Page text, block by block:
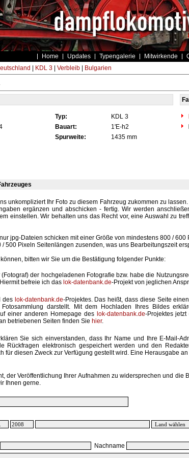
Home Updates Typengalerie Mitwirkende
KDL 3| Verbleib| Bulgarien
Typ: KDL 3
Bauart: 1'E-h2
Spurweite: 1435 mm
unkompliziert Ihr Foto zu diesem Fahrzeug zukommen zu
ergänzen und abschicken - fertig. Wir werden
einstellen. Wir behalten uns das Recht vor, eine Auswahl zu
jpg-Dateien schicken mit einer Größe von mindestens 800 /
/ 500 Pixeln Seitenlängen zusenden, was uns Bearbeitungszeit
bitten wir Sie um die Bestätigung folgender Punkte:
(Fotograf) der hochgeladenen Fotografie bzw. habe die
befreie ich das lok-datenbank.de-Projekt von jeglichen
des lok-datenbank.de-Projektes. Das heißt, dass diese Seite
darstellt. Mit dem Hochladen Ihres Bildes
einer anderen Homepage des lok-datenbank.de-Projektes
betriebenen Seiten finden Sie hier.
Sie sich einverstanden, dass Ihr Name und Ihre E-Mail-
Rückfragen elektronisch gespeichert werden und den
für diesen Zweck zur Verfügung gestellt wird. Eine Herausgabe
der Veröffentlichung Ihrer Aufnahmen zu widersprechen und die
Ihnen gerne.
Nachname